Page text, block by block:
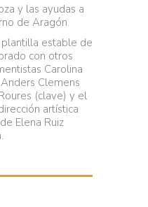
y las ayudas a
de Aragón.
estable de
con otros
Carolina
Clemens
(clave) y el
artística
Elena Ruiz